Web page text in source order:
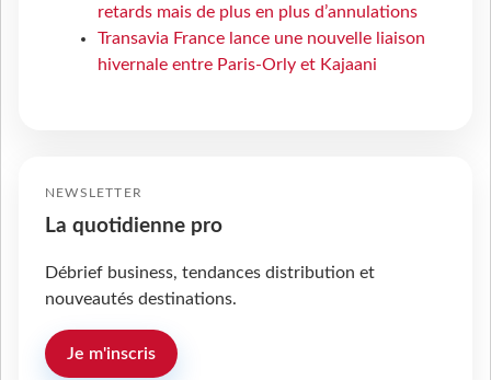
retards mais de plus en plus d’annulations
Transavia France lance une nouvelle liaison
hivernale entre Paris-Orly et Kajaani
NEWSLETTER
La quotidienne pro
Débrief business, tendances distribution et
nouveautés destinations.
Je m'inscris